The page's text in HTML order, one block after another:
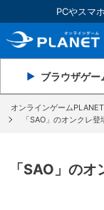
PCやスマ
ブラウザゲー
オンラインゲームPLANET
「SAO」のオンクレ
「SAO」の